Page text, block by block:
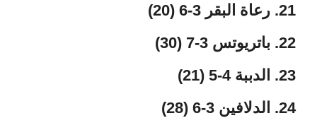
21. رعاة البقر 3-6 (20)
22. باتريوتس 3-7 (30)
23. الدببة 4-5 (21)
24. الدلافين 3-6 (28)